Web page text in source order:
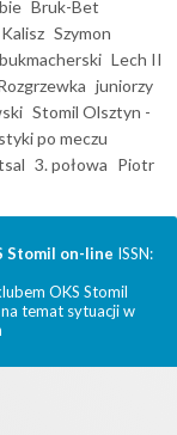
Bruk-Bet
Szymon
Lech II
juniorzy
Stomil Olsztyn -
po meczu
3. połowa Piotr
Stomil on-line ISSN:
OKS Stomil
temat sytuacji w